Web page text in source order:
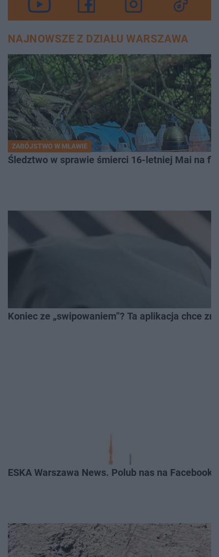
NAJNOWSZE Z DZIAŁU WARSZAWA
ZABÓJSTWO W MŁAWIE
Śledztwo w sprawie śmierci 16-letniej Mai na
Koniec ze „swipowaniem”? Ta aplikacja chce
ESKA Warszawa News. Polub nas na